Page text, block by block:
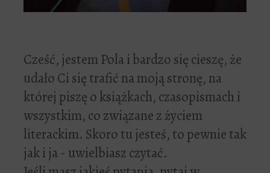
Cześć, jestem Pola i bardzo się cieszę, że
udało Ci się trafić na moją stronę, na
której piszę o książkach, czasopismach i
wszystkim, co związane z życiem
literackim. Skoro tu jesteś, to pewnie tak
jak i ja - uwielbiasz czytać.